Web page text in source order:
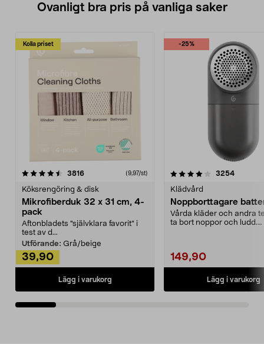
Ovanligt bra pris på vanliga saker
Kolla priset
3816recensioner (9,97/st)
Köksrengöring & disk
Mikrofiberduk 32 x 31 cm, 4-
pack
Aftonbladets "självklara favorit” i
test av d...
Utförande: Grå/beige
39,90
Lägg i varukorg
-25%
4.0av 5 stjärnor 3254
Klädvård
Noppborttagare
Vårda kläder och andra
ta bort noppor och ludd.
149,90
Lägg i varukorg
4.5av 5 stjärnor